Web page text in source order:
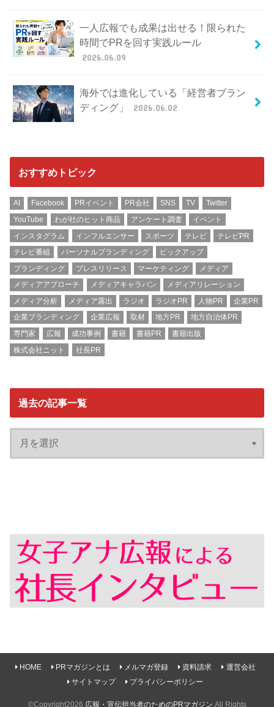
一人広報でも成果は出せる！限られた
時間でPRを回す実践ルール
2026.06.09
海外では進化している「経営者ブラン
ディング」
2026.06.02
おすすめトピック
AI Facebook PRイベント PR会社 SNS TV
Twitter
YouTube
わが社のヒット商品 アンケート調査
イベント
インスタグラム
インフルエンサー スポーツ テレビ
テレビPR
テレビ番組
パーソナルブランディング
ピックアップ
ブランディング
プレスリリース マーケティング
メディア
メディアアプローチ
メディアキャラバン
メディアリレーション
メディア分析
メディア露出 ラジオ ラジオPR 人物PR
企業PR
企業ブランディング
企業広報 取材 地方PR
地方自治体PR
専門家
広報 成功事例 書籍 書籍PR
書籍出版
株式会社ニット
社長PR
過去の記事一覧
HOME PRマガジンとは メルマガ登録 資料請求
運営会社
サイトマップ
プライバシーポリシー
©Copyright2026 広報・宣伝担当者のためのPRマガジン .All Rights